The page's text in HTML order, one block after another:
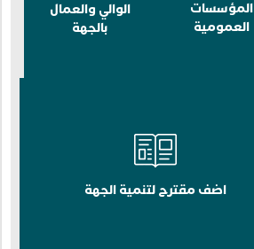
المؤسسات
العمومية
الوالي والعمال
بالجهة
اضف مقترح لتنمية الجهة